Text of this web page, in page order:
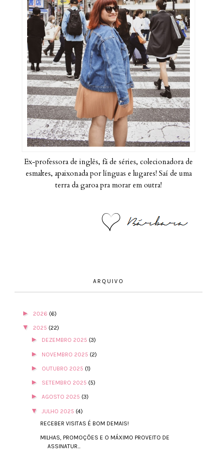
Ex-professora de inglês, fã de séries, colecionadora de
esmaltes, apaixonada por línguas e lugares! Saí de uma
terra da garoa pra morar em outra!
ARQUIVO
► 2026 (6)
▼ 2025 (22)
► DEZEMBRO 2025 (3)
► NOVEMBRO 2025 (2)
► OUTUBRO 2025 (1)
► SETEMBRO 2025 (5)
► AGOSTO 2025 (3)
▼ JULHO 2025 (4)
RECEBER VISITAS É BOM DEMAIS!
MILHAS, PROMOÇÕES E O MÁXIMO PROVEITO DE
ASSINATUR...